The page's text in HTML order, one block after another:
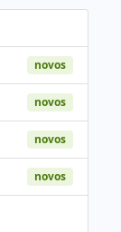
novos
novos
novos
novos